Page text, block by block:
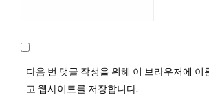
다음 번 댓글 작성을 위해 이 브라우저에 이
고 웹사이트를 저장합니다.